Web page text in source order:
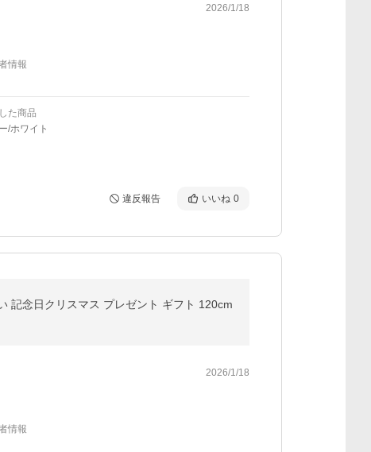
2026/1/18
情報
た商品
/ホワイト
違反報告 いいね 0
記念日クリスマス プレゼント ギフト 120cm
2026/1/18
情報